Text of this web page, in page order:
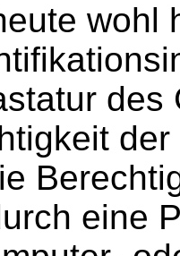
wohl
eine